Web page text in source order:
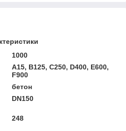
1000
A15, B125, C250, D400, E600,
F900
бетон
DN150
248